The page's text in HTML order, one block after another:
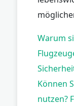
Warum
Können
nutzen?